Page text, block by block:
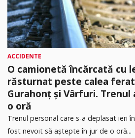
ACCIDENTE
O camionetă încărcată cu
răsturnat peste calea
Gurahonț și Vârfuri.
o oră
Trenul personal care s-a deplasat ieri
fost nevoit să aștepte în jur de o oră...